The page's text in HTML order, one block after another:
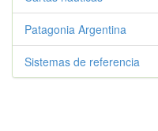
Patagonia Argentina
Sistemas de referencia